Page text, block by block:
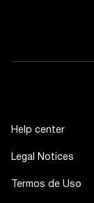
Help center
Legal Notices
Termos de Uso